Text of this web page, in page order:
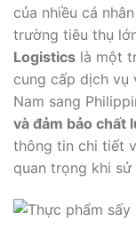
của nhiều cá
trường tiêu thụ
Logistics là một
cung cấp dịch vụ
Nam sang
và đảm bảo chất
thông tin chi tiết
quan trọng khi sử